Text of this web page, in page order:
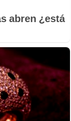
abren ¿está